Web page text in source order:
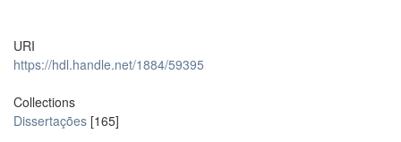
URI
https://hdl.handle.net/1884/59395
Collections
Dissertações [165]